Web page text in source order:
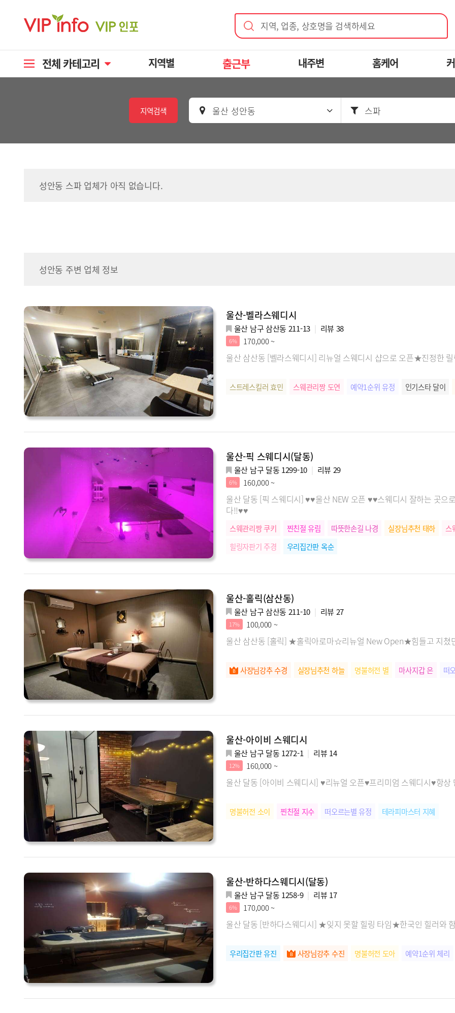
지역, 업종, 상호명을 검색하세요
전체 카테고리 지역별 출근부 내주변 홈케어
지역검색 울산 성안동 스파
성안동 스파 업체가 아직 없습니다.
성안동 주변 업체 정보
울산-벨라스웨디시
울산 남구 삼산동 211-13 리뷰 38
6% 170,000 ~
울산 삼산동 [벨라스웨디시] 리뉴얼 스웨디시 샵으로 오픈★진정한
스트레스킬러 효민 스웨관리짱 도연 예약1순위 유정 인기스타 달이
울산-픽 스웨디시(달동)
울산 남구 달동 1299-10 리뷰 29
6% 160,000 ~
울산 달동 [픽 스웨디시] ♥♥울산 NEW 오픈 ♥♥스웨디시 잘하는 곳으로 유명한 저희 샵으로 픽~스 하세요!! 힐링만이 기다립니
다!!♥♥
스웨관리짱 쿠키 찐친절 유림 따뜻한손길 나경 실장님추천 태하 스
힐링자판기 주경
우리집간판 옥순
울산-홀릭(삼산동)
울산 남구 삼산동 211-10 리뷰 27
17% 100,000 ~
울산 삼산동 [홀릭] ★홀릭아로마☆리뉴얼 New Open★힘들고 지쳤
사장님강추 수경 실장님추천 하늘 명불허전 별 마사지갑 은 떠
울산-아이비 스웨디시
울산 남구 달동 1272-1 리뷰 14
12% 160,000 ~
울산 달동 [아이비 스웨디시] ♥리뉴얼 오픈♥프리미엄 스웨디시♥항상
명불허전 소이 찐친절 지수 떠오르는별 유정 테라피마스터 지혜
울산-반하다스웨디시(달동)
울산 남구 달동 1258-9 리뷰 17
6% 170,000 ~
울산 달동 [반하다스웨디시] ★잊지 못할 힐링 타임★한국인 힐러와
우리집간판 유진 사장님강추 수진 명불허전 도아 예약1순위 체리